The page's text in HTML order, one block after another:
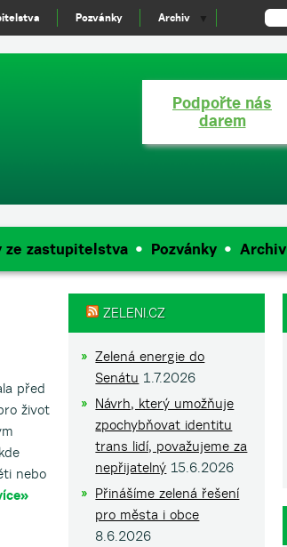
Podpořte nás
darem
ze zastupitelstva Pozvánky Archiv
před
život
nebo
ZELENI.CZ
Zelená energie do
Senátu 1.7.2026
Návrh, který umožňuje
zpochybňovat identitu
trans lidí, považujeme za
nepřijatelný 15.6.2026
Přinášíme zelená řešení
pro města i obce
8.6.2026
Pozvánky Archiv ▼